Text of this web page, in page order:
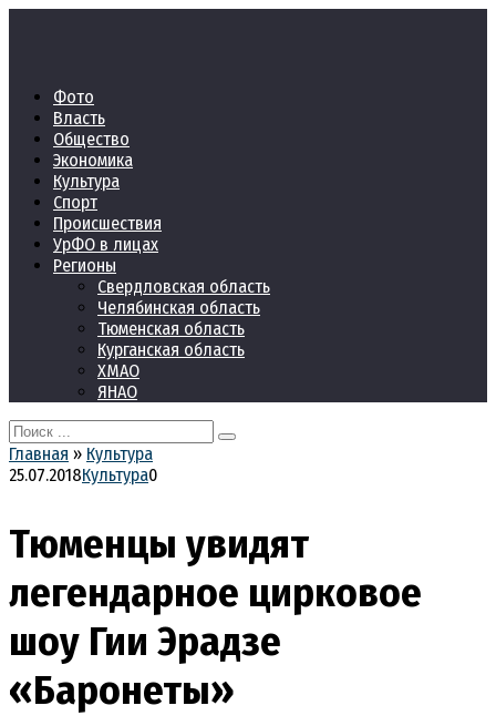
Фото
Власть
Общество
Экономика
Культура
Спорт
Происшествия
УрФО в лицах
Регионы
Свердловская область
Челябинская область
Тюменская область
Курганская область
ХМАО
ЯНАО
Search
for:
Главная » Культура
25.07.2018Культура0
Тюменцы увидят
легендарное цирковое
шоу Гии Эрадзе
«Баронеты»